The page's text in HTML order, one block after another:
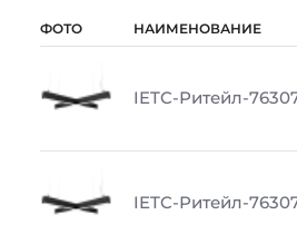
ФОТО НАИМЕНОВАНИЕ
IETC-Ритейл-
IETC-Ритейл-